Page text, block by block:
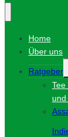
Home
Über uns
Ratgeber
und